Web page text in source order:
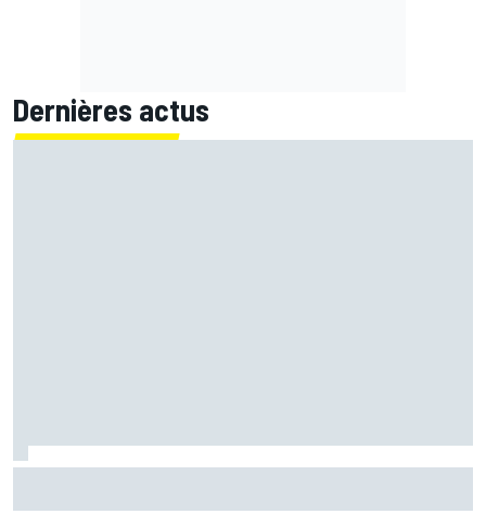
Dernières actus